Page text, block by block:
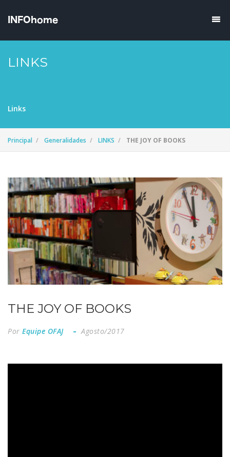
LINKS
Links
Principal Generalidades LINKS THE JOY OF BOOKS
THE JOY OF BOOKS
Por Equipe OFAJ Agosto/2017